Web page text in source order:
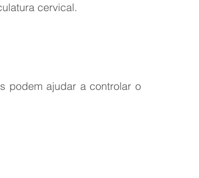
cervical.
podem ajudar a controlar o